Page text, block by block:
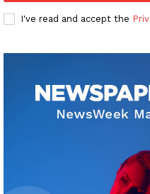
I've read and accept the